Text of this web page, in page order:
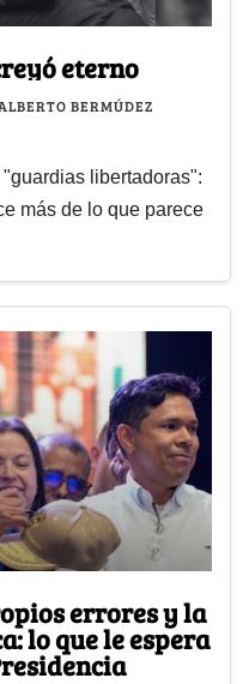
eterno
BERMÚDEZ
libertadoras":
más de lo que parece
errores y la
lo que le espera